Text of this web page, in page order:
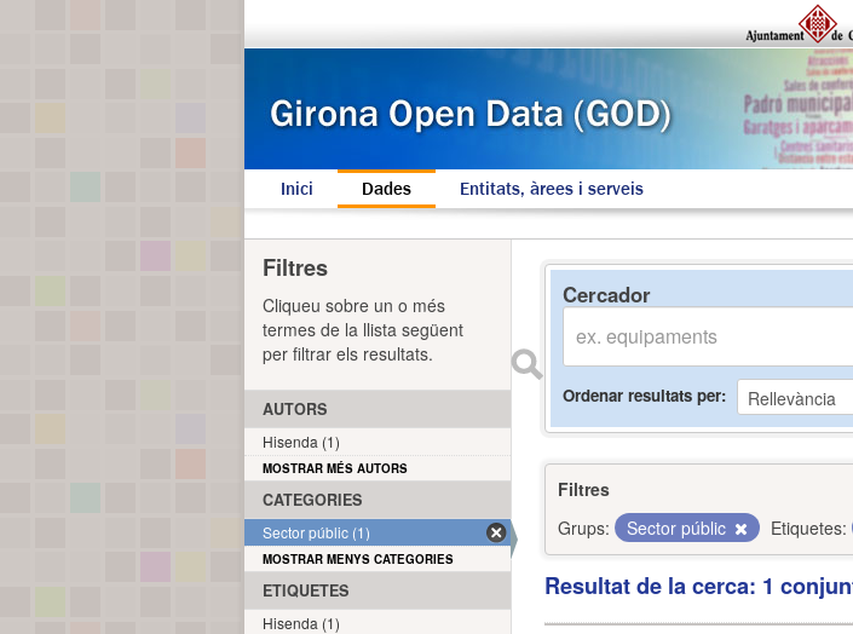
Inici Dades Entitats, àrees i serveis
Cercador
Ordenar resultats per
Filtres
Grups:
Sector públic Etiquetes:
Resultat de la cerca: 1
Filtres
Cliqueu sobre un o més
termes de la llista següent
per filtrar els resultats.
AUTORS
Hisenda (1)
MOSTRAR MÉS AUTORS
CATEGORIES
Sector públic (1)
MOSTRAR MENYS CATEGORIES
ETIQUETES
Hisenda (1)